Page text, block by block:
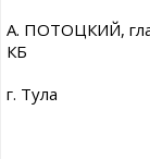
А. ПОТОЦКИЙ,
КБ
г. Тула